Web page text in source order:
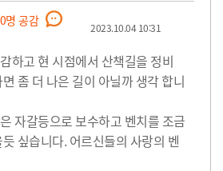
0명 공감 2023.10.04 10:31
하고 현 시점에서 산책길을 정비
좀 더 나은 길이 아닐까 생각 합니
자갈등으로 보수하고 벤치를 조금
싶습니다. 어르신들의 사랑의 벤